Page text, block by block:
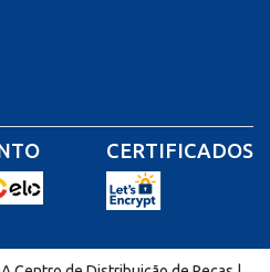
CERTIFICADOS